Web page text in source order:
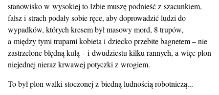
stanowisko w wysokiej to Izbie muszę podnieść z szacunkiem,
fałsz i strach podały sobie ręce, aby doprowadzić ludzi do
wypadków, których kresem był masowy mord, 8 trupów,
a między tymi trupami kobieta i dziecko przebite bagnetem – nie
zastrzelone błędną kulą – i dwudziestu kilku rannych, a więc plon
niejednej nieraz krwawej potyczki z wrogiem.
To był plon walki stoczonej z biedną ludnością robotniczą...